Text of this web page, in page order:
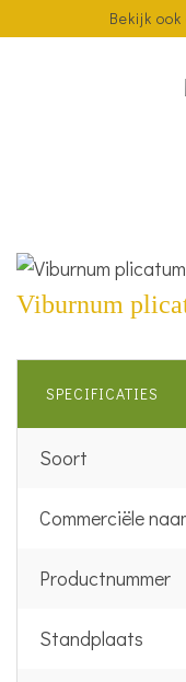
Bekijk
Viburnum
SPECIFICATIES
Soort
Commerciële
Productnummer
Standplaats